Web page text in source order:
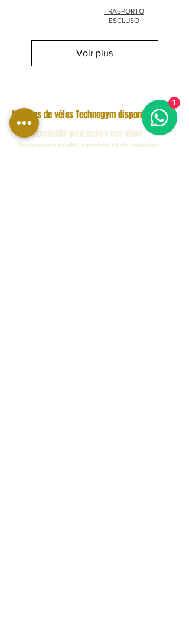
TRASPORTO
ESCLUSO
Voir plus
Modèles de vélos Technogym disponibles :
La disponibilité peut inclure des vélos
Technogym droits, couchés et de spinning
1